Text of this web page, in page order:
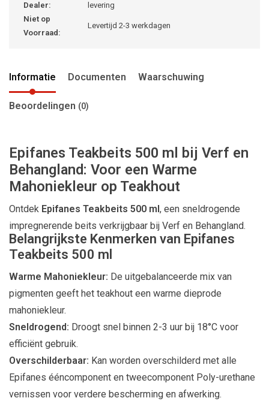
Dealer:
levering
Niet op
Voorraad:
Levertijd 2-3 werkdagen
Informatie Documenten Waarschuwing
Beoordelingen (0)
Epifanes Teakbeits 500 ml bij Verf en
Behangland: Voor een Warme
Mahoniekleur op Teakhout
Ontdek Epifanes Teakbeits 500 ml, een sneldrogende
impregnerende beits verkrijgbaar bij Verf en Behangland.
Belangrijkste Kenmerken van Epifanes
Teakbeits 500 ml
Warme Mahoniekleur: De uitgebalanceerde mix van
pigmenten geeft het teakhout een warme dieprode
mahoniekleur.
Sneldrogend: Droogt snel binnen 2-3 uur bij 18°C voor
efficiënt gebruik.
Overschilderbaar: Kan worden overschilderd met alle
Epifanes ééncomponent en tweecomponent Poly-urethane
vernissen voor verdere bescherming en afwerking.